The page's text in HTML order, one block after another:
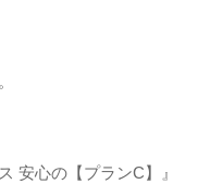
安心の【プランC】』